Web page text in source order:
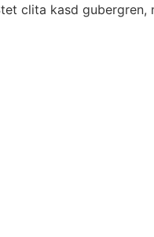
clita kasd gubergren,